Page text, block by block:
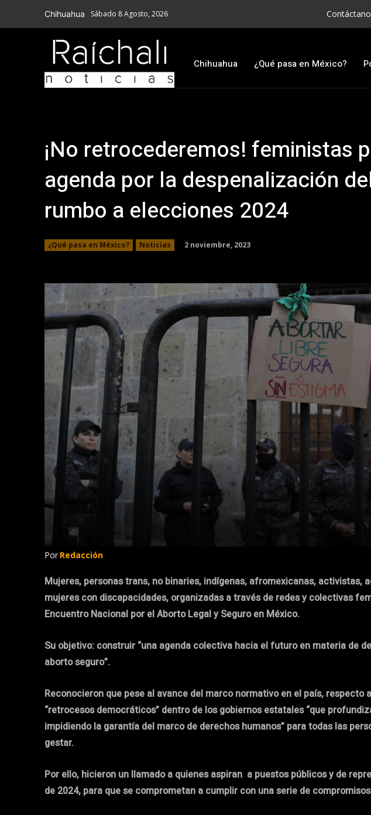
Chihuahua Sábado 8 Agosto, 2026
Chihuahua ¿Qué pasa en México?
¡No retrocederemos! feministas
agenda por la despenalización
rumbo a elecciones 2024
¿Qué pasa en México? Noticias 2 noviembre, 2023
Por Redacción
Mujeres, personas trans, no binaries, indígenas, afromexicanas, activistas,
mujeres con discapacidades, organizadas a través de redes y colectivas
Encuentro Nacional por el Aborto Legal y Seguro en México.
Su objetivo: construir “una agenda colectiva hacia el futuro en materia de
aborto seguro”.
Reconocieron que pese al avance del marco normativo en el país, respecto
“retrocesos democráticos” dentro de los gobiernos estatales “que
impidiendo la garantía del marco de derechos humanos” para todas las
gestar.
Por ello, hicieron un llamado a quienes aspiran a puestos públicos y de
de 2024, para que se comprometan a cumplir con una serie de